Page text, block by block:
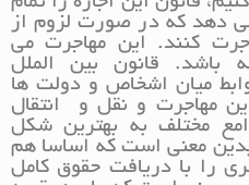
می دهد که در صورت لزوم از
کنند. این مهاجرت می
باشد. قانون بین الملل
میان اشخاص و دولت ها
مهاجرت و نقل و انتقال
مختلف به بهترین شکل
معنی است که اساسا هم
را با دریافت حقوق کامل